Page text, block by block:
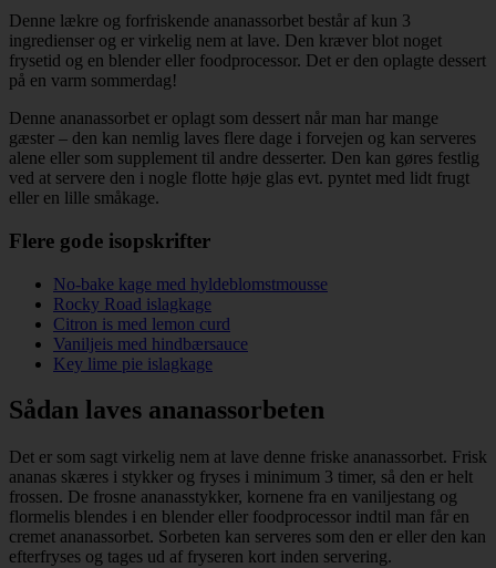
Denne lækre og forfriskende ananassorbet består af kun 3
ingredienser og er virkelig nem at lave. Den kræver blot noget
frysetid og en blender eller foodprocessor. Det er den oplagte dessert
på en varm sommerdag!
Denne ananassorbet er oplagt som dessert når man har mange
gæster – den kan nemlig laves flere dage i forvejen og kan serveres
alene eller som supplement til andre desserter. Den kan gøres festlig
ved at servere den i nogle flotte høje glas evt. pyntet med lidt frugt
eller en lille småkage.
Flere gode isopskrifter
No-bake kage med hyldeblomstmousse
Rocky Road islagkage
Citron is med lemon curd
Vaniljeis med hindbærsauce
Key lime pie islagkage
Sådan laves ananassorbeten
Det er som sagt virkelig nem at lave denne friske ananassorbet. Frisk
ananas skæres i stykker og fryses i minimum 3 timer, så den er helt
frossen. De frosne ananasstykker, kornene fra en vaniljestang og
flormelis blendes i en blender eller foodprocessor indtil man får en
cremet ananassorbet. Sorbeten kan serveres som den er eller den kan
efterfryses og tages ud af fryseren kort inden servering.